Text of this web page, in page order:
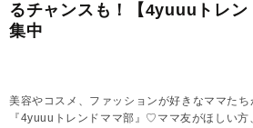
るチャンスも！【4yuuuトレン
集中
美容やコスメ、ファッションが好きなママた
『4yuuuトレンドママ部』♡ママ友がほしい方